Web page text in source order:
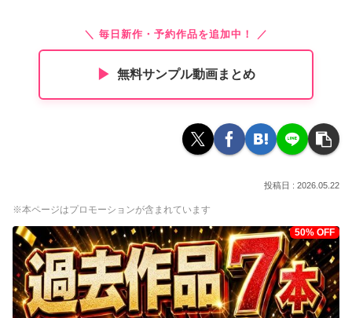
＼ 毎日新作・予約作品を追加中！ ／
▶︎ 無料サンプル動画まとめ
2026.05.22
※本ページはプロモーションが含まれています
50% OFF